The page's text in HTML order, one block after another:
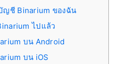
ญชี Binarium ของฉัน
ไปแล้ว
บน Android
บน iOS